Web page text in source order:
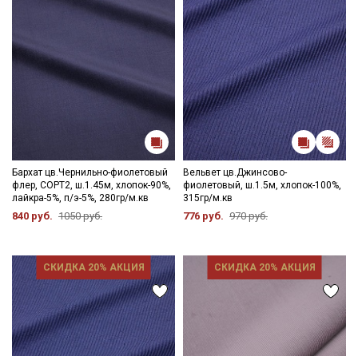
Бархат цв.Чернильно-фиолетовый
флер, СОРТ2, ш.1.45м, хлопок-90%,
лайкра-5%, п/э-5%, 280гр/м.кв
840 руб. 1050 руб.
Вельвет цв.Джинсово-
фиолетовый, ш.1.5м, хлопок-100%,
315гр/м.кв
776 руб. 970 руб.
СКИДКА 20% АКЦИЯ СКИДКА 20% АКЦИЯ